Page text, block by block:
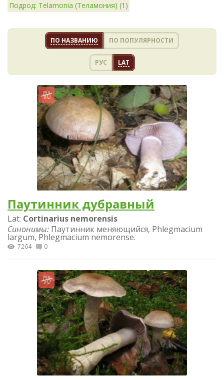
Подрод: Telamonia (Теламония) (1)
ПО НАЗВАНИЮ ПО ПОПУЛЯРНОСТИ
РУС LAT
Паутинник дубравный
Lat: Cortinarius nemorensis
Синонимы: Паутинник меняющийся, Phlegmacium
largum, Phlegmacium nemorense.
7264 0